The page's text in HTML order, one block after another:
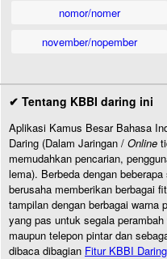
nomor/nomer
november/nopember
✔ Tentang KBBI daring ini
Aplikasi Kamus Besar Bahasa
Daring (Dalam Jaringan / Online
memudahkan pencarian,
lema). Berbeda dengan
berusaha memberikan berbagai
tampilan dengan berbagai
yang pas untuk segala
maupun telepon pintar dan
dibaca dibagian Fitur KBBI Daring